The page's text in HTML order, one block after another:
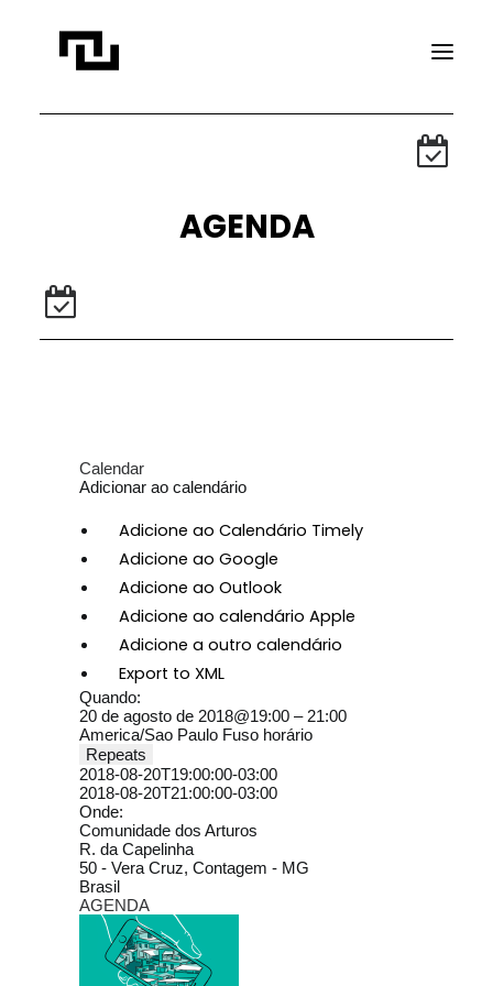
PUBLICAÇÕES
REVISTA ELIPSE
AGENDA
Calendar
Adicionar ao calendário
Adicione ao Calendário Timely
Adicione ao Google
Adicione ao Outlook
Adicione ao calendário Apple
Adicione a outro calendário
Export to XML
Quando:
20 de agosto de 2018@19:00 – 21:00
America/Sao Paulo Fuso horário
Repeats
2018-08-20T19:00:00-03:00
2018-08-20T21:00:00-03:00
Onde:
Comunidade dos Arturos
R. da Capelinha
50 - Vera Cruz, Contagem - MG
Brasil
AGENDA